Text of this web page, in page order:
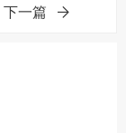
下一篇